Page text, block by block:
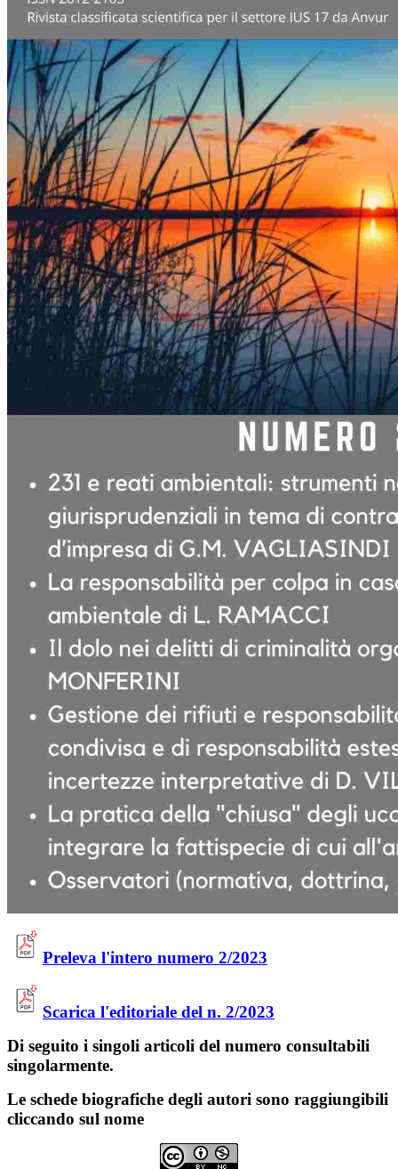
Preleva l'intero numero 2/2023
Scarica l'editoriale del n. 2/2023
Di seguito i singoli articoli del numero consultabili
singolarmente.
Le schede biografiche degli autori sono raggiungibili
cliccando sul nome